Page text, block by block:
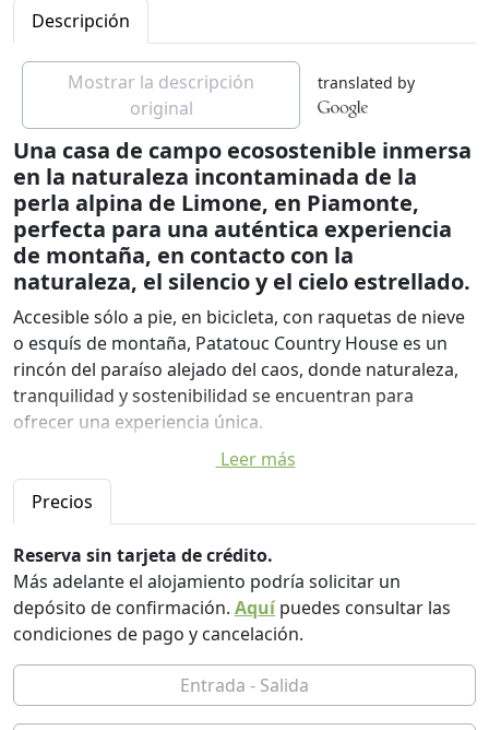
Descripción
Mostrar la descripción
original
translated by
Una casa de campo ecosostenible inmersa
en la naturaleza incontaminada de la
perla alpina de Limone, en Piamonte,
perfecta para una auténtica experiencia
de montaña, en contacto con la
naturaleza, el silencio y el cielo estrellado.
Accesible sólo a pie, en bicicleta, con raquetas de nieve
o esquís de montaña, Patatouc Country House es un
rincón del paraíso alejado del caos, donde naturaleza,
tranquilidad y sostenibilidad se encuentran para
ofrecer una experiencia única.
Patatouc Country House es una casa de campo
recientemente renovada ubicada en Limone Piemonte,
inmersa en la naturaleza virgen de los Alpes Marítimos.
Un lugar ideal para quienes buscan tranquilidad,
confort y sostenibilidad. A disposición de los
huéspedes: un gran jardín, un acogedor bar y una
terraza panorámica donde podrá relajarse. Patatouc
Country House también ofrece un restaurante
tradicional, donde podrá degustar platos típicos
preparados con ingredientes locales.
Leer más
Precios
Reserva sin tarjeta de crédito.
Más adelante el alojamiento podría solicitar un
depósito de confirmación. Aquípuedes consultar las
condiciones de pago y cancelación.